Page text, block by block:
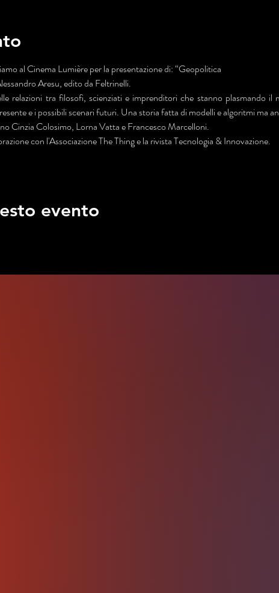
al Cinema Lumière per la presentazione di: “Geopolitica
Aresu, edito da Feltrinelli.
relazioni tra filosofi, scienziati e imprenditori che stanno plasmando il
e i possibili scenari futuri. Una storia fatta di modelli e algoritmi ma
Cinzia Colosimo, Lorna Vatta e Francesco Marcelloni.
con l'Associazione The Thing e la rivista Tecnologia & Innovazione.
evento